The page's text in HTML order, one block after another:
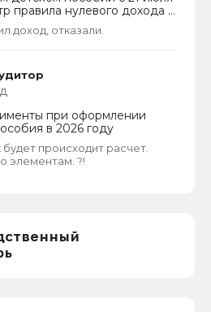
правила нулевого дохода и
пособий по месту
доход, отказали.
при оформлении
в 2026 году
происходит расчет.
элементам. ?!